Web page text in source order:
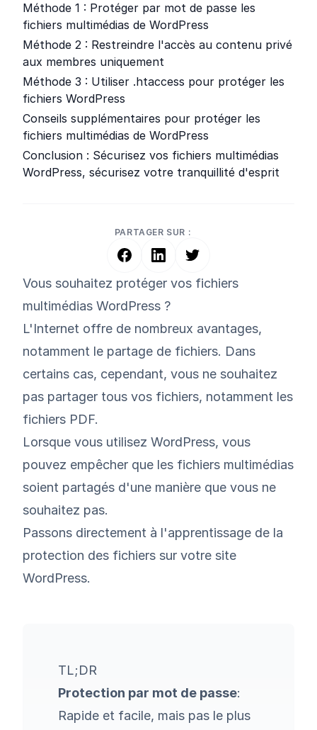
Méthode 1 : Protéger par mot de passe les
fichiers multimédias de WordPress
Méthode 2 : Restreindre l'accès au contenu privé
aux membres uniquement
Méthode 3 : Utiliser .htaccess pour protéger les
fichiers WordPress
Conseils supplémentaires pour protéger les
fichiers multimédias de WordPress
Conclusion : Sécurisez vos fichiers multimédias
WordPress, sécurisez votre tranquillité d'esprit
PARTAGER SUR :
Vous souhaitez protéger vos fichiers
multimédias WordPress ?
L'Internet offre de nombreux avantages,
notamment le partage de fichiers. Dans
certains cas, cependant, vous ne souhaitez
pas partager tous vos fichiers, notamment les
fichiers PDF.
Lorsque vous utilisez WordPress, vous
pouvez empêcher que les fichiers multimédias
soient partagés d'une manière que vous ne
souhaitez pas.
Passons directement à l'apprentissage de la
protection des fichiers sur votre site
WordPress.
TL;DR
Protection par mot de passe:
Rapide et facile, mais pas le plus